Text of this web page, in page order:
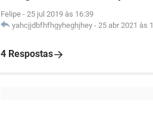
Felipe - 25 jul 2019 às 16:39
yahcjjdbfhfhgyheghjhey - 25 abr 2021 às
4 Respostas